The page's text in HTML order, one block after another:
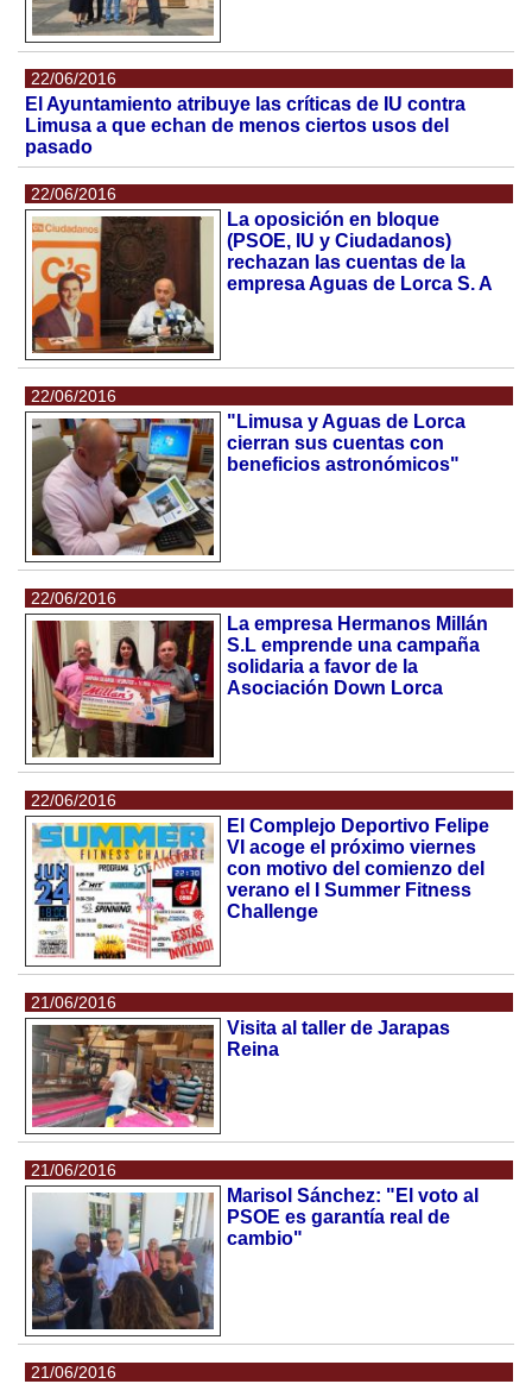
22/06/2016
El Ayuntamiento atribuye las críticas de IU contra
Limusa a que echan de menos ciertos usos del
pasado
22/06/2016
La oposición en bloque
(PSOE, IU y Ciudadanos)
rechazan las cuentas de la
empresa Aguas de Lorca S. A
22/06/2016
"Limusa y Aguas de Lorca
cierran sus cuentas con
beneficios astronómicos"
22/06/2016
La empresa Hermanos Millán
S.L emprende una campaña
solidaria a favor de la
Asociación Down Lorca
22/06/2016
El Complejo Deportivo Felipe
VI acoge el próximo viernes
con motivo del comienzo del
verano el I Summer Fitness
Challenge
21/06/2016
Visita al taller de Jarapas
Reina
21/06/2016
Marisol Sánchez: "El voto al
PSOE es garantía real de
cambio"
21/06/2016